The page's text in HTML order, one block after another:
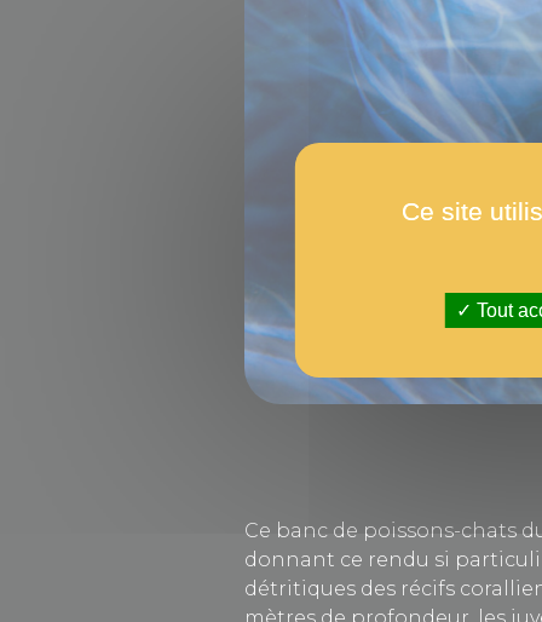
Ce banc de poissons-chats
donnant ce rendu si
détritiques des récifs
Ce site
Tout